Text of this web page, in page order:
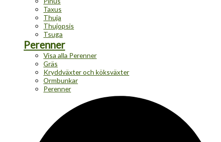
Taxus
Thuja
Thujopsis
Tsuga
Perenner
Visa alla Perenner
Gräs
Kryddväxter och köksväxter
Ormbunkar
Perenner